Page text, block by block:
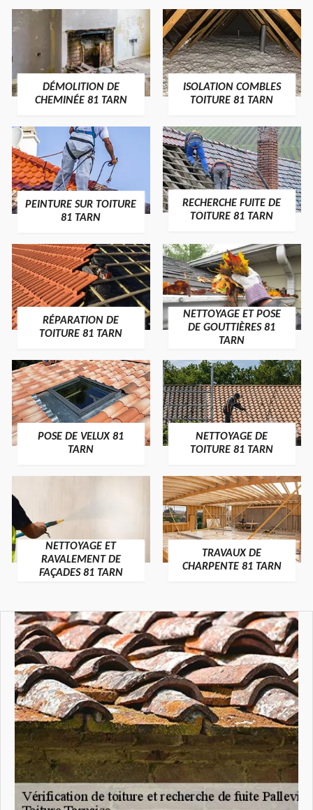
DÉMOLITION DE
CHEMINÉE 81 TARN
ISOLATION COMBLES
TOITURE 81 TARN
PEINTURE SUR TOITURE
81 TARN
RECHERCHE FUITE DE
TOITURE 81 TARN
RÉPARATION DE
TOITURE 81 TARN
NETTOYAGE ET POSE
DE GOUTTIÈRES 81
TARN
POSE DE VELUX 81
TARN
NETTOYAGE DE
TOITURE 81 TARN
NETTOYAGE ET
RAVALEMENT DE
FAÇADES 81 TARN
TRAVAUX DE
CHARPENTE 81 TARN